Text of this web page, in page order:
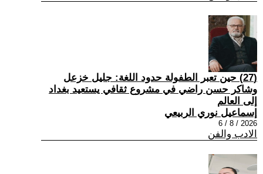
(27) حين تعبر الطفولة حدود اللغة: جليل خزعل
وشاكر حسن راضي في مشروع ثقافي يستعيد بغداد
إلى العالم
إسماعيل نوري الربيعي
2026 / 8 / 6
الادب والفن